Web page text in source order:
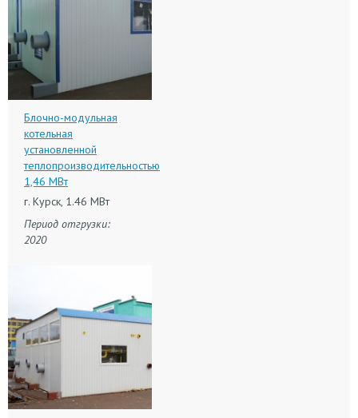
Блочно-модульная
котельная
установленной
теплопроизводительностью
1,46 МВт
г. Курск, 1.46 МВт
Период отгрузки:
2020